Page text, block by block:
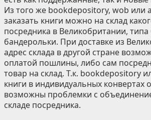
Из того же bookdepository, wob или
заказать книги можно на склад
посредника в Великобритании,
бандерольки. При доставке из
адрес склада в другой стране
оплатой пошлины, либо сам
товар на склад. Т.к. bookdepository
книги в индивидуальных конвертах
возможны проблемки с
складе посредника.